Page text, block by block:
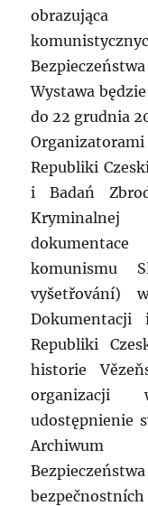
obrazująca
Wystawa
do 22 grudnia
Republiki
i Badań
Kryminalnej
komunismu
vyšetřování)
Dokumentacji
Republiki
historie
organizacji
udostępnienie
Archiwum